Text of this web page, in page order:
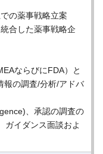
での薬事戦略立案
合した薬事戦略企
ならびにFDA）と
報の調査/分析/アドバ
、承認の調査の
ガイダンス面談およ